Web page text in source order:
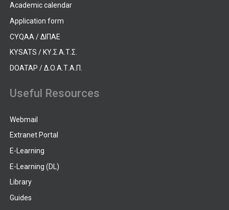
Academic calendar
Application form
CYQAA / ΔΙΠΑΕ
KYSATS / ΚΥ.Σ.Α.Τ.Σ.
DOATAP / Δ.Ο.Α.Τ.Α.Π.
Useful Resources
Webmail
Extranet Portal
E-Learning
E-Learning (DL)
Library
Guides